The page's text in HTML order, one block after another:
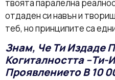
твоята паралелна
отдаден си навън и
теб, но принципите са
Знам, Че Ти Издаде
Когиталността –Ти-
Проявлението В 10